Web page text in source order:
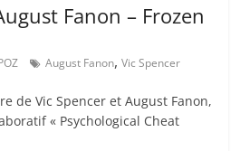
Fanon – Frozen
August Fanon,Vic Spencer
de Vic Spencer et August Fanon,
« Psychological Cheat